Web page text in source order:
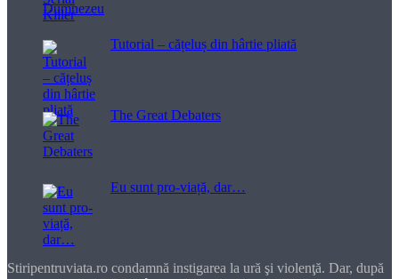
Tutorial – cățeluș din hârtie pliată
The Great Debaters
Eu sunt pro-viață, dar…
Stiripentruviata.ro condamnă instigarea la ură şi violenţă. Dar, după